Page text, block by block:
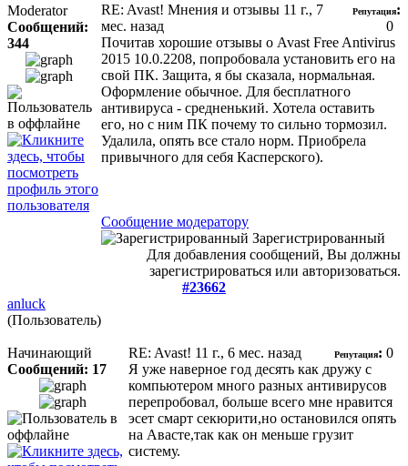
Moderator
Сообщений:
344
RE: Avast! Мнения и отзывы 11 г., 7
мес. назад
Репутация:
0
Почитав хорошие отзывы о Avast Free Antivirus
2015 10.0.2208, попробовала установить его на
свой ПК. Защита, я бы сказала, нормальная.
Оформление обычное. Для бесплатного
антивируса - средненький. Хотела оставить
его, но с ним ПК почему то сильно тормозил.
Удалила, опять все стало норм. Приобрела
привычного для себя Касперского).
Сообщение модератору
Зарегистрированный
Для добавления сообщений, Вы должны
зарегистрироваться или авторизоваться.
#23662
anluck
(Пользователь)
Начинающий
Сообщений: 17
RE: Avast! 11 г., 6 мес. назад Репутация: 0
Я уже наверное год десять как дружу с
компьютером много разных антивирусов
перепробовал, больше всего мне нравится
эсет смарт секюрити,но остановился опять
на Авасте,так как он меньше грузит
систему.